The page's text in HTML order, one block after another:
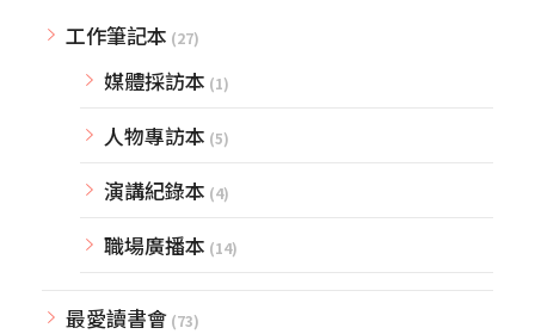
工作筆記本 (27)
媒體採訪本 (1)
人物專訪本 (5)
演講紀錄本 (4)
職場廣播本 (14)
最愛讀書會 (73)